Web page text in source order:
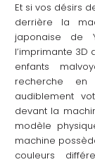
Et si vos désirs
derrière la
japonaise de
l’imprimante
enfants
recherche en
audiblement
devant la
modèle
machine
couleurs